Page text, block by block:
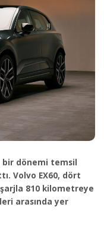
bir dönemi temsil
Volvo EX60, dört
810 kilometreye
arasında yer